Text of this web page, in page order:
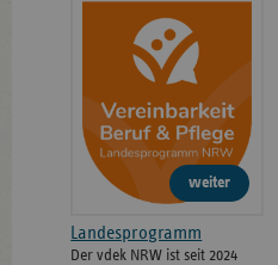
weiter
Landesprogramm
Der vdek NRW ist seit 2024